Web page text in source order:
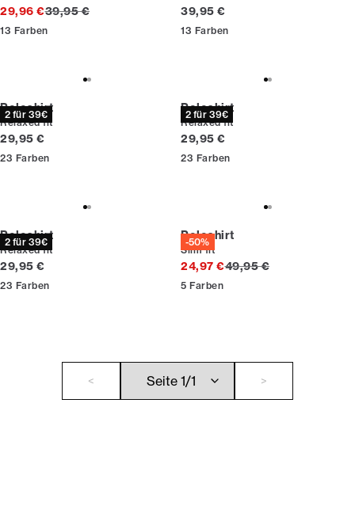
29,96 €Ursprünglicher Preis
39,95 €
13 Farben
Preis
39,95 €
13 Farben
2 für 39€
Poloshirt
Relaxed fit
Preis
29,95 €
23 Farben
2 für 39€
Poloshirt
Relaxed fit
Preis
29,95 €
23 Farben
2 für 39€
Poloshirt
Relaxed fit
Preis
29,95 €
23 Farben
-50%
Poloshirt
Slim fit
24,97 €Ursprünglicher Preis
49,95 €
5 Farben